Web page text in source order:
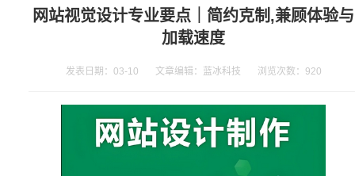
网站视觉设计专业要点｜简约克制,兼顾体验与
加载速度
发表日期：03-10 文章编辑：蓝冰科技 浏览次数： 920